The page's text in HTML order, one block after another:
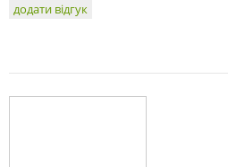
додати відгук